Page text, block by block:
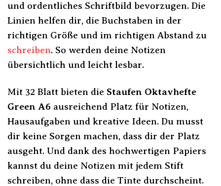
und ordentliches Schriftbild bevorzugen. Die
Linien helfen dir, die Buchstaben in der
richtigen Größe und im richtigen Abstand zu
schreiben. So werden deine Notizen
übersichtlich und leicht lesbar.
Mit 32 Blatt bieten die Staufen Oktavhefte
Green A6 ausreichend Platz für Notizen,
Hausaufgaben und kreative Ideen. Du musst
dir keine Sorgen machen, dass dir der Platz
ausgeht. Und dank des hochwertigen Papiers
kannst du deine Notizen mit jedem Stift
schreiben, ohne dass die Tinte durchscheint.